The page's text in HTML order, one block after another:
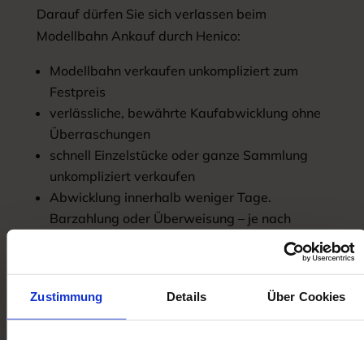
Zustimmung Details Über Cookies
Darauf dürfen Sie sich verlassen beim
Modellbahn Ankauf durch Henico:
Modellbahn verkaufen unkompliziert zum
Festpreis
verlässliche, bewährte Kaufabwicklung ohne
Überraschungen
schnell Einzelstücke oder ganze Sammlung
unkompliziert verkaufen
Abwicklung innerhalb weniger Tage.
Barzahlung oder Überweisung – je nach
Personenwagen, Güterwagen und Zubehör.
Sowohl vom Modellbahner wie auch vom